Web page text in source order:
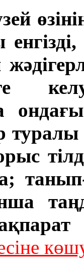
туралы